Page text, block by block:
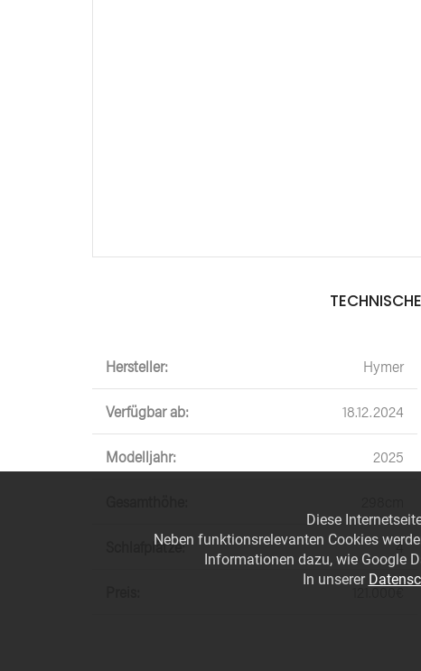
Hersteller: Hymer
Verfügbar ab: 18.12.2024
Modelljahr: 2025
Schlafplätze: 4
121.000€
Diese
Neben funktionsrelevanten Cookies
Informationen dazu, wie Google
In unserer